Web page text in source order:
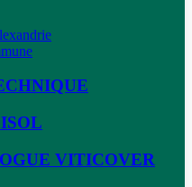
VITICOVER